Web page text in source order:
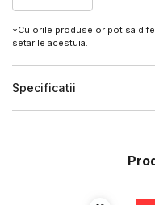
*Culorile produselor pot sa
setarile acestuia.
Specificatii